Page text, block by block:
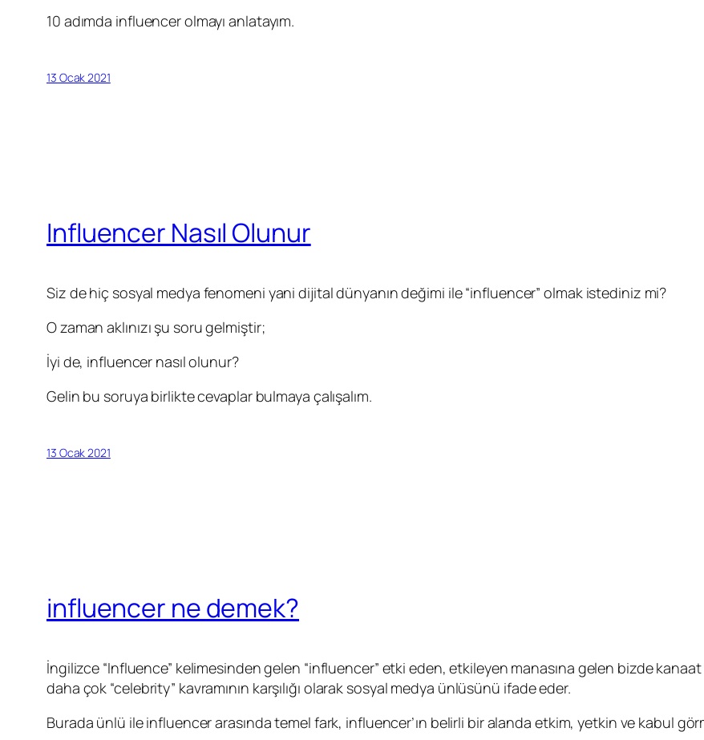
10 adımda influencer olmayı anlatayım.
13 Ocak 2021
Influencer Nasıl Olunur
Siz de hiç sosyal medya fenomeni yani dijital dünyanın değimi ile “influencer” olmak istediniz mi?
O zaman aklınızı şu soru gelmiştir;
İyi de, influencer nasıl olunur?
Gelin bu soruya birlikte cevaplar bulmaya çalışalım.
13 Ocak 2021
influencer ne demek?
İngilizce “Influence” kelimesinden gelen “influencer” etki eden, etkileyen manasına gelen bizde
daha çok “celebrity” kavramının karşılığı olarak sosyal medya ünlüsünü ifade eder.
Burada ünlü ile influencer arasında temel fark, influencer’ın belirli bir alanda etkim, yetkin ve kabul